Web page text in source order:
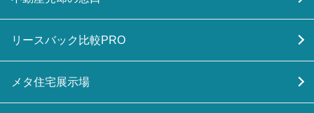
リースバック比較PRO
メタ住宅展示場